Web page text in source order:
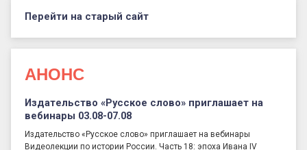
Перейти на старый сайт
АНОНС
Издательство «Русское слово» приглашает на
вебинары 03.08-07.08
Издательство «Русское слово» приглашает на вебинары
Видеолекции по истории России. Часть 18: эпоха Ивана IV